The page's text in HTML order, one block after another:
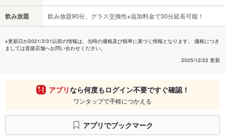
飲み放題 飲み放題90分、グラス交換性※追加料金で30分延長可能！
※更新日が2021/3/31以前の情報は、当時の価格及び税率に基づく情報となります。 価格につき
ましては直接店舗へお問い合わせください。
2025/12/22 更新
アプリなら何度もログイン不要ですぐ確認！
ワンタップで手軽につかえる
アプリでブックマーク